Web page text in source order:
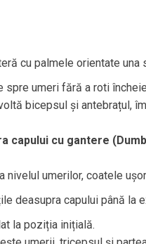
cu palmele orientate una
spre umeri fără a roti
bicepsul și antebrațul,
capului cu gantere
nivelul umerilor, coatele
deasupra capului până la
la poziția inițială.